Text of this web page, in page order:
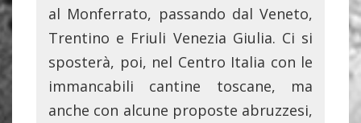
al Monferrato, passando dal Veneto,
Trentino e Friuli Venezia Giulia. Ci si
sposterà, poi, nel Centro Italia con le
immancabili cantine toscane, ma
anche con alcune proposte abruzzesi,